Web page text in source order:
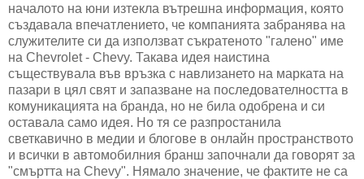
началото на юни изтекла вътрешна информация, която
създавала впечатлението, че компанията забранява на
служителите си да използват съкратеното "галено" име
на Chevrolet - Chevy. Такава идея наистина
съществувала във връзка с навлизането на марката на
пазари в цял свят и запазване на последователността в
комуникацията на бранда, но не била одобрена и си
оставала само идея. Но тя се разпростанила
светкавично в медии и блогове в онлайн пространството
и всички в автомобилния бранш започнали да говорят за
"смъртта на Chevy". Нямало значение, че фактите не са